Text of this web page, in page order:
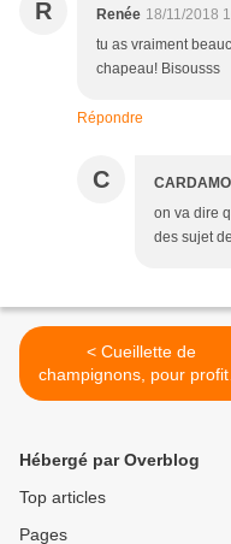
R Renée 18/11/2018
tu as vraiment
chapeau! Bisousss
Répondre
C
on va dire
des sujet
< Cueillette de
champignons, pour
de ce très beau we
Hébergé par Overblog
Top articles
Pages